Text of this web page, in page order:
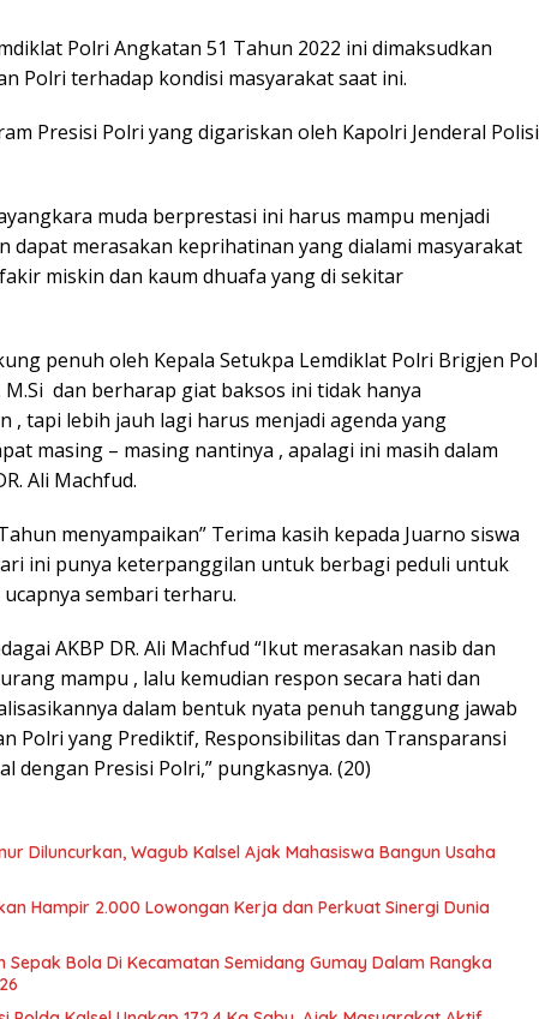
Polri Angkatan 51 Tahun 2022 ini dimaksudkan
Polri terhadap kondisi masyarakat saat ini.
Presisi Polri yang digariskan oleh Kapolri Jenderal Polisi
muda berprestasi ini harus mampu menjadi
dapat merasakan keprihatinan yang dialami masyarakat
miskin dan kaum dhuafa yang di sekitar
penuh oleh Kepala Setukpa Lemdiklat Polri Brigjen Pol
dan berharap giat baksos ini tidak hanya
, tapi lebih jauh lagi harus menjadi agenda yang
masing – masing nantinya , apalagi ini masih dalam
Ali Machfud.
menyampaikan” Terima kasih kepada Juarno siswa
ini punya keterpanggilan untuk berbagi peduli untuk
sembari terharu.
AKBP DR. Ali Machfud “Ikut merasakan nasib dan
mampu , lalu kemudian respon secara hati dan
dalam bentuk nyata penuh tanggung jawab
Polri yang Prediktif, Responsibilitas dan Transparansi
dengan Presisi Polri,” pungkasnya. (20)
Diluncurkan, Wagub Kalsel Ajak Mahasiswa Bangun Usaha
Hampir 2.000 Lowongan Kerja dan Perkuat Sinergi Dunia
Sepak Bola Di Kecamatan Semidang Gumay Dalam Rangka